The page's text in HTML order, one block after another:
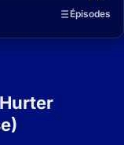
Épisodes